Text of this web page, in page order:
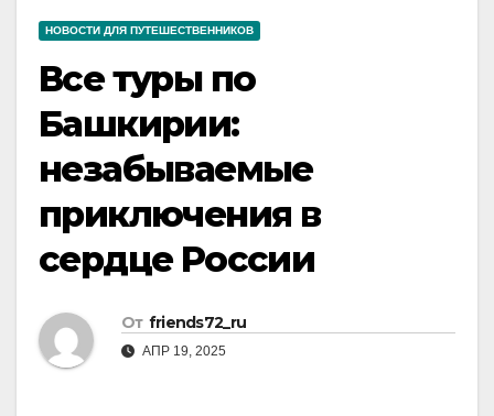
НОВОСТИ ДЛЯ ПУТЕШЕСТВЕННИКОВ
Все туры по
Башкирии:
незабываемые
приключения в
сердце России
От friends72_ru
АПР 19, 2025